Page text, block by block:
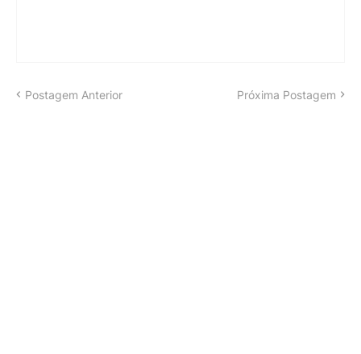
Postagem Anterior Próxima Postagem